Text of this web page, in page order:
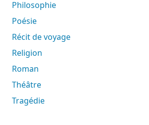
Philosophie
Poésie
Récit de voyage
Religion
Roman
Théâtre
Tragédie